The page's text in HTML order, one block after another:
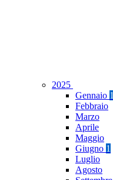
2025
Gennaio 1
Febbraio
Marzo
Aprile
Maggio
Giugno 1
Luglio
Agosto